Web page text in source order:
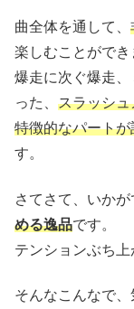
曲全体を通して、
楽しむことができ
爆走に次ぐ爆走
った、 スラッシ
特徴的なパート
す。
さてさて、いかが
める逸品です。
テンションぶち上
そんなこんなで